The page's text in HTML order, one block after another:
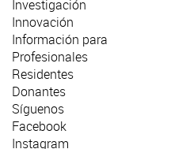
Investigación
Innovación
Información para
Profesionales
Residentes
Donantes
Síguenos
Facebook
Instagram